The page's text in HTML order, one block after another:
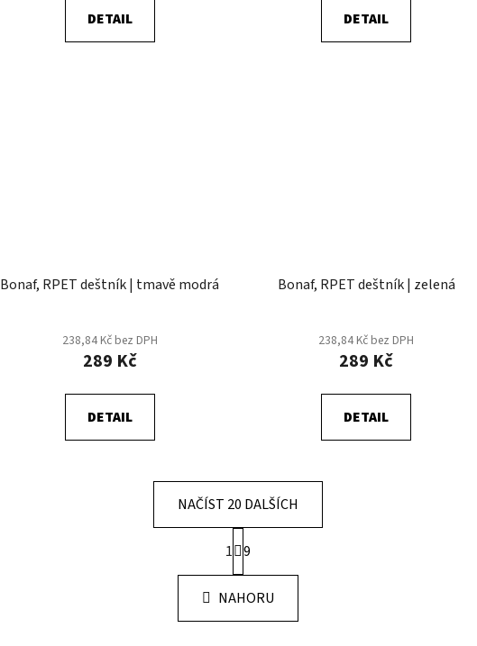
DETAIL DETAIL
Bonaf, RPET deštník | tmavě modrá
238,84 Kč bez DPH
289 Kč
DETAIL
Bonaf, RPET deštník | zelená
238,84 Kč bez DPH
289 Kč
DETAIL
O
v
l
á
NAČÍST 20 DALŠÍCH
S
t
r
n
k
1 9
NAHORU